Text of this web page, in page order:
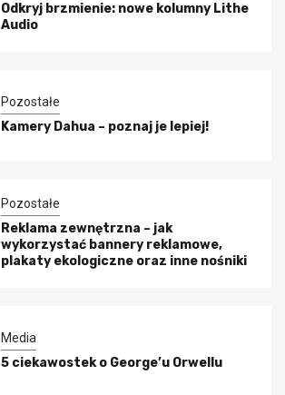
Odkryj brzmienie: nowe kolumny Lithe
Audio
Pozostałe
Kamery Dahua – poznaj je lepiej!
Pozostałe
Reklama zewnętrzna – jak
wykorzystać bannery reklamowe,
plakaty ekologiczne oraz inne nośniki
Media
5 ciekawostek o George’u Orwellu